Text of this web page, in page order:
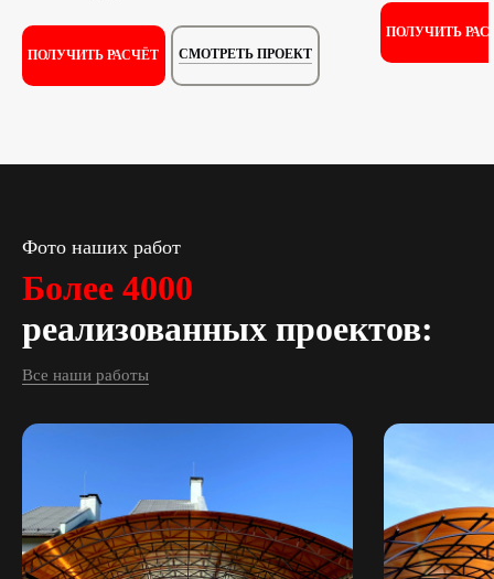
ПОЛУЧИТЬ РАСЧЁТ СМОТРЕТЬ ПРОЕКТ
ПОЛУЧИТЬ
Фото наших работ
Более 4000
реализованных проектов:
Все наши работы